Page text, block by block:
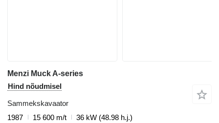
Menzi Muck A-series
Hind nõudmisel
Sammekskavaator
1987
15 600 m/t
36 kW (48.98 h.j.)